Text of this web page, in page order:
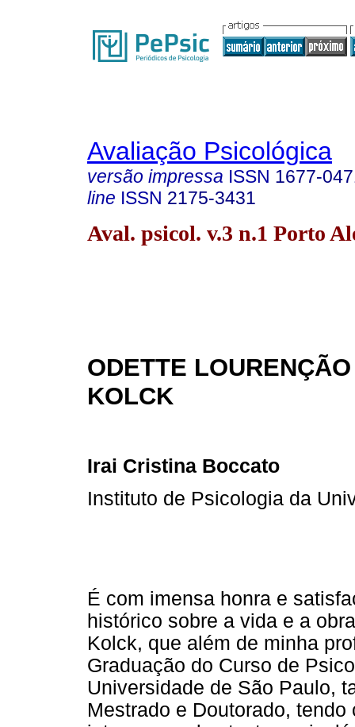
Avaliação Psicológica
versão impressa ISSN 1677-
line ISSN 2175-3431
Aval. psicol. v.3 n.1 Porto
ODETTE
KOLCK
Irai Cristina Boccato
Instituto de Psicologia da
É com imensa honra e
histórico sobre a vida e a
Kolck, que além de minha
Graduação do Curso de
Universidade de São Paulo,
Mestrado e Doutorado,